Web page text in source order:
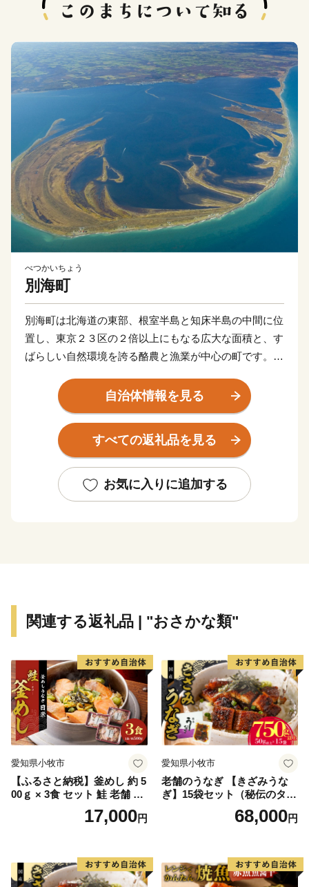
べつかいちょう
別海町
別海町は北海道の東部、根室半島と知床半島の中間に位
置し、東京２３区の２倍以上にもなる広大な面積と、す
ばらしい自然環境を誇る酪農と漁業が中心の町です。
一方、東部には日本最大級の砂嘴（さし）で、ラムサー
ル条約湿地に登録されている「野付半島」や、南部には
「風蓮湖」があり、野付風蓮道立自然公園を形成するな
ど、様々な景観を有しています。
たちが暮らしており、生乳生産量は「日本一」です。ま
た、沿岸部では秋鮭・アサリやホッキ・ホタテ・希少価
自治体情報を見る
すべての返礼品を見る
お気に入りに追加する
関連する返礼品 | "おさかな類"
愛知県小牧市
【ふるさと納税】釜めし 約 5
00ｇ × 3食 セット 鮭 老舗 急
速冷凍 レンチン 時短 簡単調
理 食品 加工品 海鮮 手作り
り寄せグルメ 愛知県 小牧市
送料無料
17,000円
愛知県小牧市
老舗のうなぎ 【きざみうな
ぎ】15袋セット（秘伝のタレ
68,000円